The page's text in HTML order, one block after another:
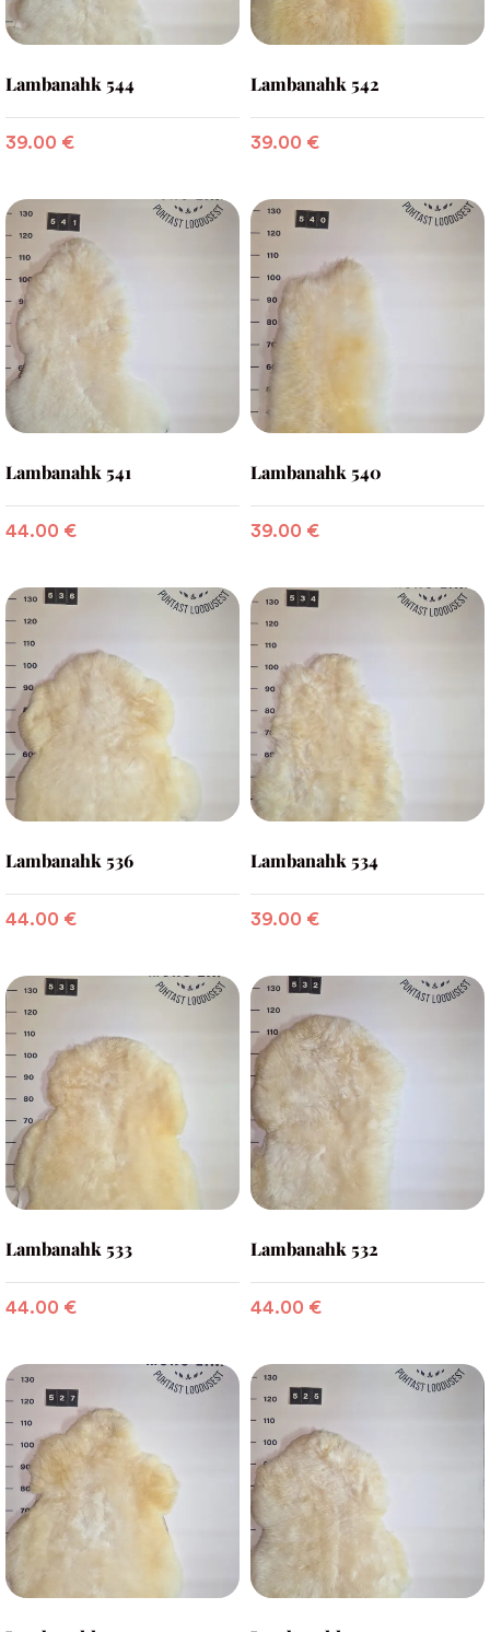
Lambanahk 544
39.00 €
Lambanahk 542
39.00 €
Lambanahk 541
44.00 €
Lambanahk 540
39.00 €
Lambanahk 536
44.00 €
Lambanahk 534
39.00 €
Lambanahk 533
44.00 €
Lambanahk 532
44.00 €